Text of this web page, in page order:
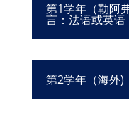
第1学年（勒阿
言：法语或英语
第2学年（海外)